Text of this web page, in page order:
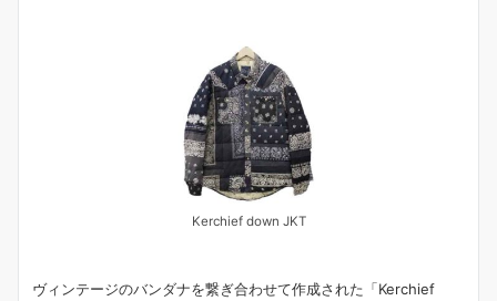
Kerchief down JKT
ヴィンテージのバンダナを繋ぎ合わせて作成された「Kerchief